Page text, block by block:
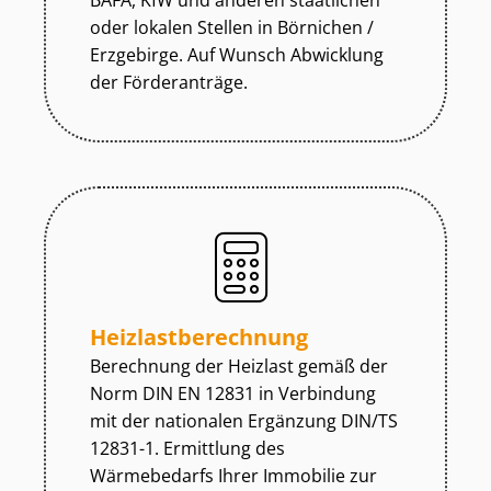
oder lokalen Stellen in Börnichen /
Erzgebirge. Auf Wunsch Abwicklung
der Förderanträge.
Heiz­last­be­rech­nung
Berechnung der Heizlast gemäß der
Norm DIN EN 12831 in Verbindung
mit der nationalen Ergänzung DIN/TS
12831-1. Ermittlung des
Wärmebedarfs Ihrer Immobilie zur